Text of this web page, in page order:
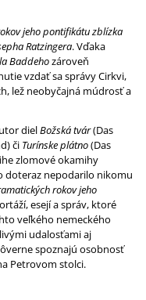
jeho pontifikátu zblízka
Ratzingera. Vďaka
Baddehozároveň
vzdať sa správy Cirkvi,
lež neobyčajná múdrosť a
dielBožská tvár(Das
či Turínske plátno(Das
zlomové okamihy
doteraz nepodarilo nikomu
rokov jeho
esejí a správ, ktoré
veľkého nemeckého
udalosťami aj
spoznajú osobnosť
Petrovom stolci.